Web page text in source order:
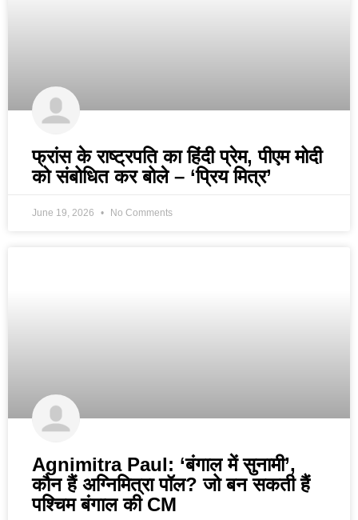
फ्रांस के राष्ट्रपति का हिंदी प्रेम, पीएम मोदी
को संबोधित कर बोले – ‘प्रिय मित्र’
June 19, 2026 No Comments
Agnimitra Paul: ‘बंगाल में सुनामी’,
कौन हैं अग्निमित्रा पॉल? जो बन सकती हैं
पश्चिम बंगाल की CM